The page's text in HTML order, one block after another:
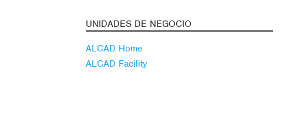
UNIDADES DE NEGOCIO
ALCAD Home
ALCAD Facility